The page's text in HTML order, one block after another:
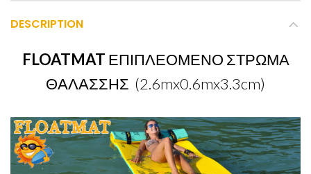
DESCRIPTION
FLOATMAT ΕΠΙΠΛΕΟΜΕΝΟ ΣΤΡΩΜΑ
ΘΑΛΑΣΣΗΣ (2.6mx0.6mx3.3cm)